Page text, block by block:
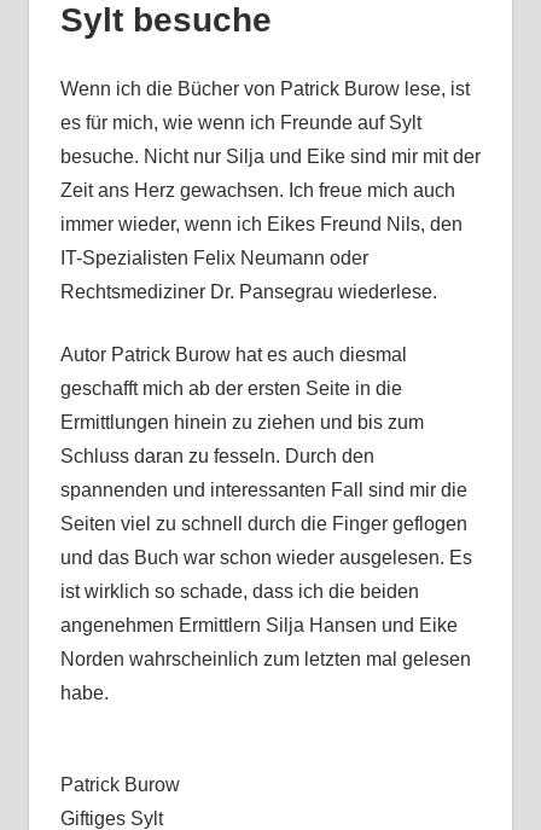
Sylt besuche
Wenn ich die Bücher von Patrick Burow lese, ist
es für mich, wie wenn ich Freunde auf Sylt
besuche. Nicht nur Silja und Eike sind mir mit der
Zeit ans Herz gewachsen. Ich freue mich auch
immer wieder, wenn ich Eikes Freund Nils, den
IT-Spezialisten Felix Neumann oder
Rechtsmediziner Dr. Pansegrau wiederlese.
Autor Patrick Burow hat es auch diesmal
geschafft mich ab der ersten Seite in die
Ermittlungen hinein zu ziehen und bis zum
Schluss daran zu fesseln. Durch den
spannenden und interessanten Fall sind mir die
Seiten viel zu schnell durch die Finger geflogen
und das Buch war schon wieder ausgelesen. Es
ist wirklich so schade, dass ich die beiden
angenehmen Ermittlern Silja Hansen und Eike
Norden wahrscheinlich zum letzten mal gelesen
habe.
Patrick Burow
Giftiges Sylt